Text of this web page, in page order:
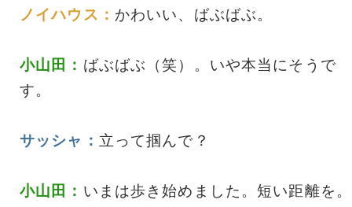
ノイハウス： かわいい、ばぶばぶ。
小山田： ばぶばぶ（笑）。いや本当にそうで
す。
サッシャ： 立って掴んで？
小山田： いまは歩き始めました。短い距離を。